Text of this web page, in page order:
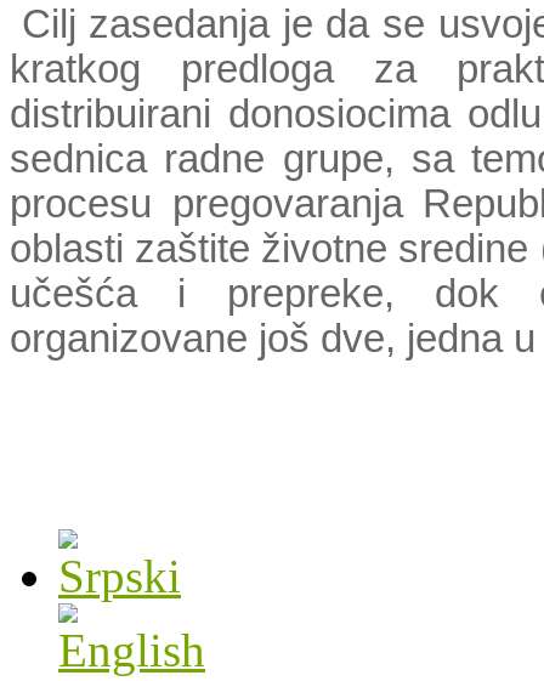
Cilj zasedanja je da se
kratkog predloga za
distribuirani donosiocima
sednica radne grupe, sa
procesu pregovaranja
oblasti zaštite životne
učešća i prepreke, dok
organizovane još dve, jedna